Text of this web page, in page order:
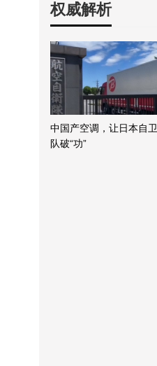
权威解析
中国产空调，让日本自卫
队破“功”